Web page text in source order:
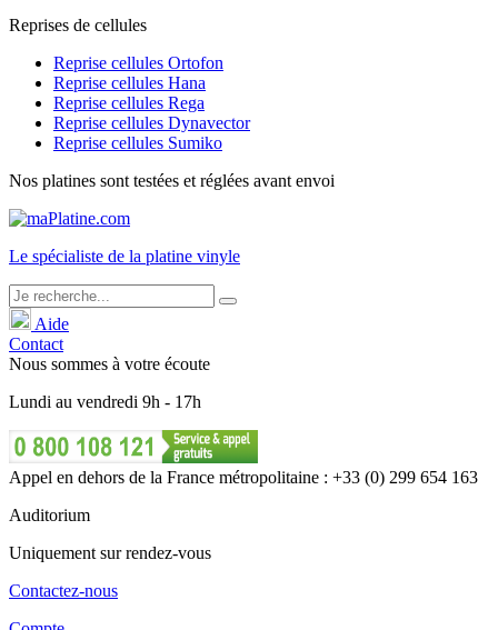
Reprises de cellules
Reprise cellules Ortofon
Reprise cellules Hana
Reprise cellules Rega
Reprise cellules Dynavector
Reprise cellules Sumiko
Nos platines sont testées et réglées avant envoi
Le spécialiste de la platine vinyle
Aide
Contact
Nous sommes à votre écoute
Lundi au vendredi 9h - 17h
Appel en dehors de la France métropolitaine : +33 (0) 299 654 163
Auditorium
Uniquement sur rendez-vous
Contactez-nous